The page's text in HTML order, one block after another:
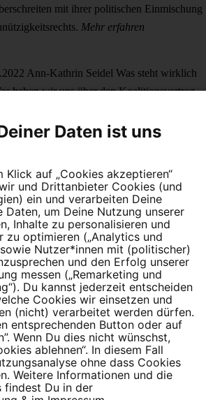
mit ihrer politischen Einmischung
Mehr erfahren
Ann-Kathrin Seidel Was steht wirklich
haben wir uns über den Koalitionsvertrag
Körperschaften. Aber was geben die
her? Und was hat die Ampel links liegen
den Unterschied. Schließe Dich 4,5
Daten ist uns
Klick auf „Cookies akzeptieren“
und Drittanbieter Cookies (und
ein und verarbeiten Deine
Daten, um Deine Nutzung unserer
Inhalte zu personalisieren und
zu optimieren („Analytics und
Nutzer*innen mit (politischer)
und den Erfolg unserer
messen („Remarketing und
Du kannst jederzeit entscheiden
Cookies wir einsetzen und
(nicht) verarbeitet werden dürfen.
entsprechenden Button oder auf
Wenn Du dies nicht wünschst,
ablehnen“. In diesem Fall
ohne dass Cookies
Weitere Informationen und die
findest Du in der